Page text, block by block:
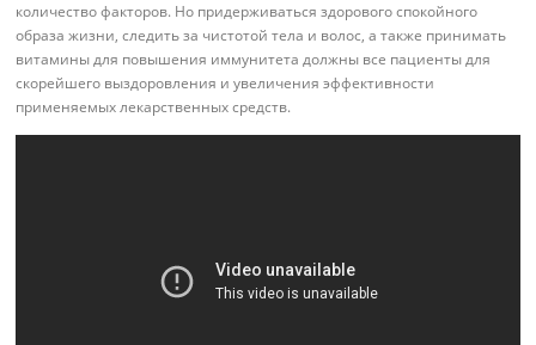
количество факторов. Но придерживаться здорового спокойного
образа жизни, следить за чистотой тела и волос, а также принимать
витамины для повышения иммунитета должны все пациенты для
скорейшего выздоровления и увеличения эффективности
применяемых лекарственных средств.